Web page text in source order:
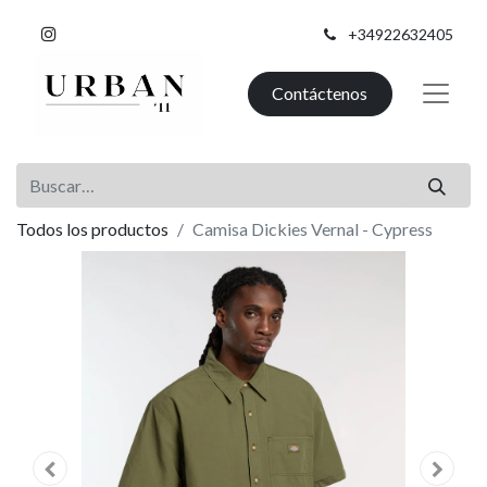
+34922632405
Contáctenos
Todos los productos Camisa Dickies Vernal - Cypress